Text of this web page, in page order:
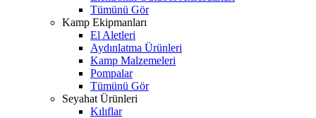
Tümünü Gör
Kamp Ekipmanları
El Aletleri
Aydınlatma Ürünleri
Kamp Malzemeleri
Pompalar
Tümünü Gör
Seyahat Ürünleri
Kılıflar